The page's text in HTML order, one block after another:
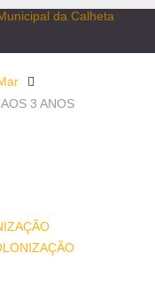
3 ANOS